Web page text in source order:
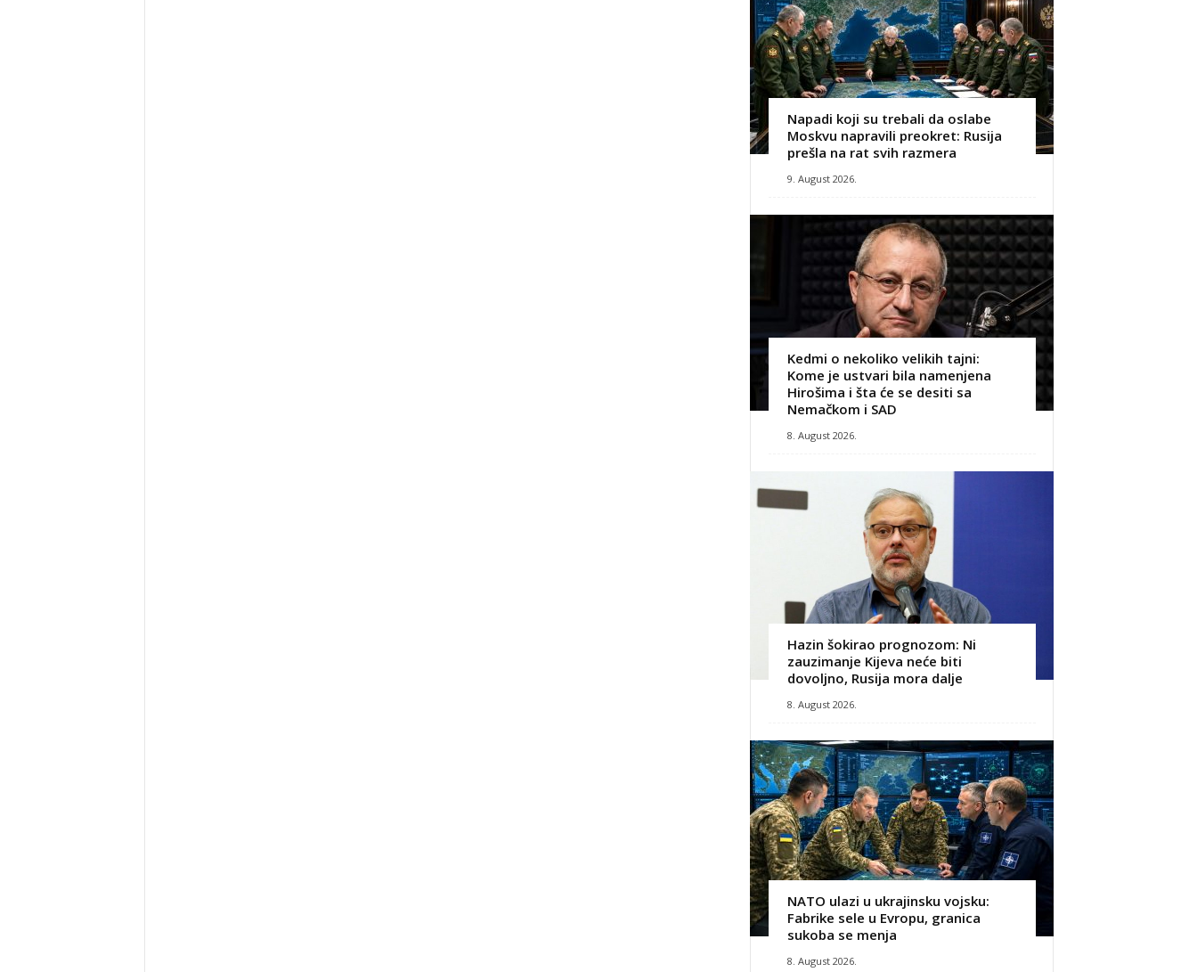
Napadi koji su trebali da oslabe
Moskvu napravili preokret: Rusija
prešla na rat svih razmera
9. August 2026.
Kedmi o nekoliko velikih tajni:
Kome je ustvari bila namenjena
Hirošima i šta će se desiti sa
Nemačkom i SAD
8. August 2026.
Hazin šokirao prognozom: Ni
zauzimanje Kijeva neće biti
dovoljno, Rusija mora dalje
8. August 2026.
NATO ulazi u ukrajinsku vojsku:
Fabrike sele u Evropu, granica
sukoba se menja
8. August 2026.